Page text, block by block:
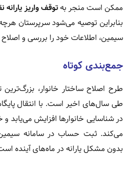
ممکن است منجر بهتوقف واریز یارانه
بنابراین توصیه می‌شود سرپرستان
سیمین، اطلاعات خود را بررسی و اصلاح
جمع‌بندی کوتاه
طرح اصلاح ساختار خانوار، بزرگ‌ترین
طی سال‌های اخیر است. با انتقال
در شناسایی خانوارها افزایش
می‌کند. ثبت حساب در سامانه
بدون مشکل یارانه در ماه‌های آینده